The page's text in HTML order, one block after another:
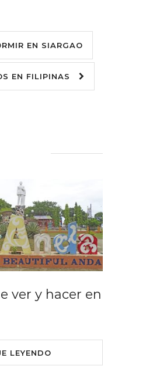
EN SIARGAO
EN FILIPINAS
ver y hacer en
LEYENDO